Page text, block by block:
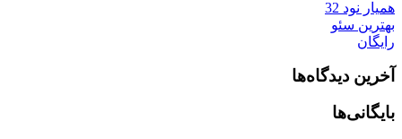
همیار نود 32
بهترین سئو
رایگان
آخرین دیدگاه‌ها
بایگانی‌ها